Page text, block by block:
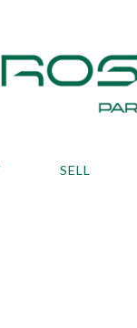
SELL